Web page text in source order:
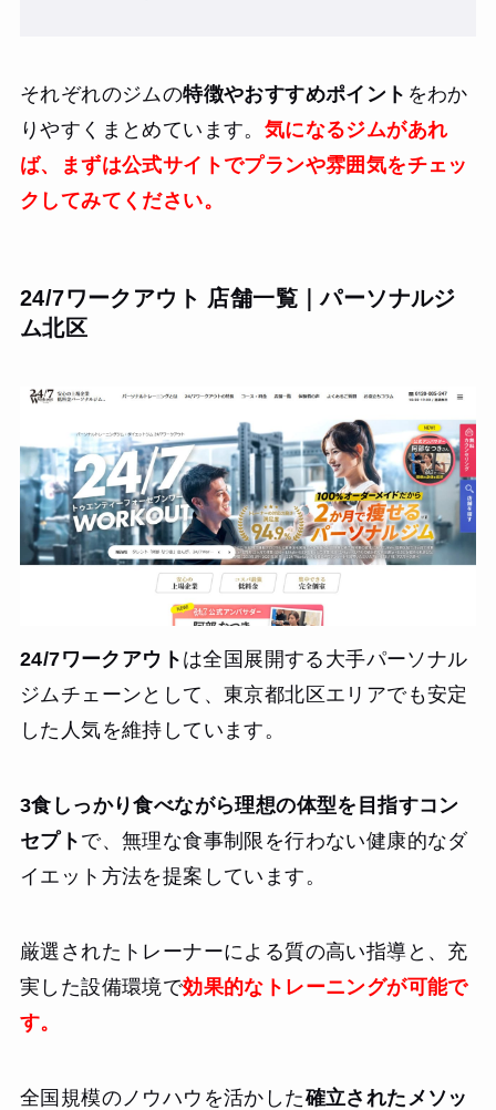
それぞれのジムの特徴やおすすめポイント をわか
りやすくまとめています。 気になるジムがあれ
ば、まずは公式サイトでプランや雰囲気をチェッ
クしてみてください。
24/7ワークアウト 店舗一覧｜パーソナルジ
ム北区
24/7ワークアウト は全国展開する大手パーソナル
ジムチェーンとして、東京都北区エリアでも安定
した人気を維持しています。
3食しっかり食べながら理想の体型を目指すコン
セプト で、無理な食事制限を行わない健康的なダ
イエット方法を提案しています。
厳選されたトレーナーによる質の高い指導と、充
実した設備環境で効果的なトレーニングが可能で
す。
全国規模のノウハウを活かした確立されたメソッ